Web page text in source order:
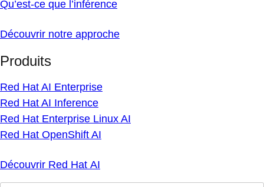
Qu’est-ce que l’inférence
Découvrir notre approche
Produits
Red Hat AI Enterprise
Red Hat AI Inference
Red Hat Enterprise Linux AI
Red Hat OpenShift AI
Découvrir Red Hat AI